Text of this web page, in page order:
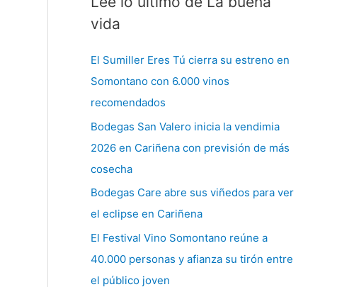
vida
El Sumiller Eres Tú cierra su estreno en
Somontano con 6.000 vinos
recomendados
Bodegas San Valero inicia la vendimia
2026 en Cariñena con previsión de más
cosecha
Bodegas Care abre sus viñedos para ver
el eclipse en Cariñena
El Festival Vino Somontano reúne a
40.000 personas y afianza su tirón entre
el público joven
a
e
g
o
r
í
a
s